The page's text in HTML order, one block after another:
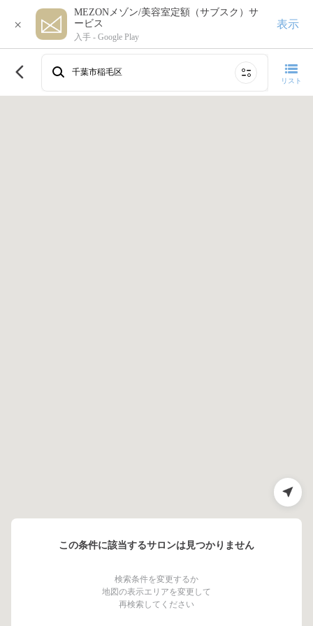
×
MEZONメゾン/美容室定額（サブスク）サ
ービス
入手 - Google Play
表示
千葉市稲毛区
リスト
このエリアで再検索する
この条件に該当するサロンは見つかりません
検索条件を変更するか
地図の表示エリアを変更して
再検索してください